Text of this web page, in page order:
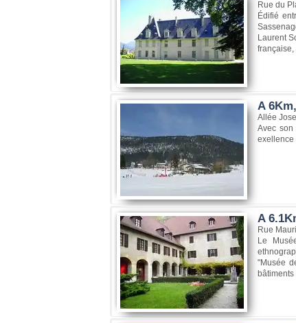
Rue du
Édifié
Laurent
française,
A
Allée
Avec son
exellence
A
Rue
Le
"Musée
bâtiments